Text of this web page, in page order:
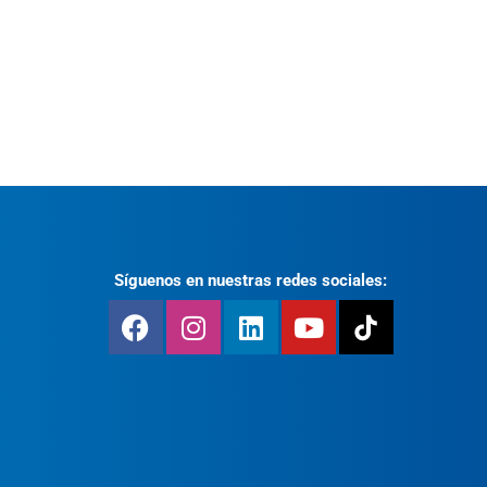
Síguenos en nuestras redes sociales: